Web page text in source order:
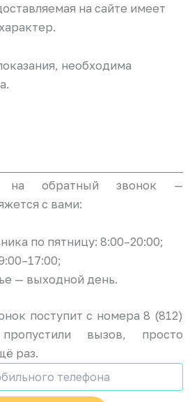
на сайте имеет
необходима
на обратный звонок —
с вами:
по пятницу: 8:00–20:00;
— выходной день.
поступит с номера 8 (812)
вызов, просто
раз.